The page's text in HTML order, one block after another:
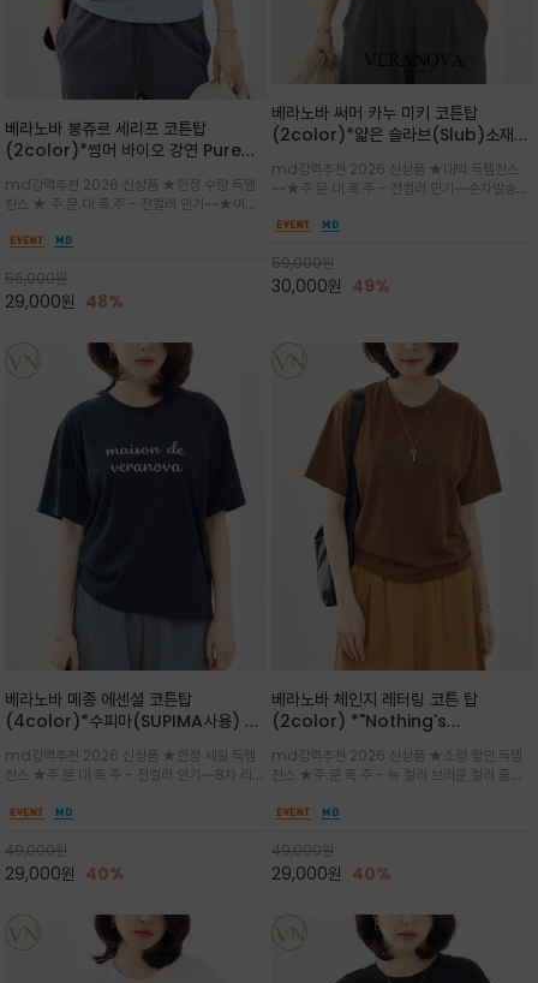
베라노바 봉쥬르 세리프 코튼탑
(2color)*썸머 바이오 강연 Pure
성적인 프랑스어 수식어를 조합
md강력추천 2026 신상품 ★한정 수량 득템
찬스 ★ 주.문.대.폭.주 - 전컬러 인기~~★여름
여유로운 감성/피부에 닿는 순간 기분 좋은 청량
56,000원
29,000원 48%
베라노바 써머 카누 미키 코튼탑
(2color)*얇은 슬라브(Slub)소재
하며, 몸에 잘 달라붙지 않아 쾌적
md강력추천 2026 신상품 ★대박 득템찬스
~~★주.문.대.폭.주 - 전컬러 인기~~순차발송중
드롭숄더 핏과 부드러운 라운드넥이 편안하며, 앞
다.
59,000원
30,000원 49%
베라노바 메종 에센셜 코튼탑
(4color)*수피마(SUPIMA사용) 레
는 레터링 티셔츠
md강력추천 2026 신상품 ★한정 세일 득템
찬스 ★주.문.대.폭.주 - 전컬러 인기~~8차 리오
픽이나 컬러 조합을 통해 'Essential'한 무드를
좋은 컬러웨이와 디자인입니다^^
49,000원
29,000원 40%
베라노바 체인지 레터링 코튼 탑
(2color) *"Nothing's
도 일어나지않는것/감각적인 레터링 프
린팅이 돋보이는 베라노바 티셔츠
md강력추천 2026 신상품 ★소량 할인 득템
찬스 ★주.문.폭.주 - 뉴 컬러 브라운 컬러 출시~
무드를 만들고 기본 베이스의 컬러감이라 출근시
럽고 유연한 코튼 소재로 편안
49,000원
29,000원 40%